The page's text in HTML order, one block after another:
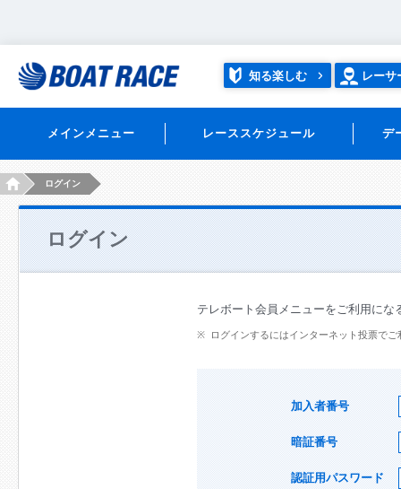
知る楽しむ レーサ
メインメニュー レーススケジュール デ
HOMEログイン
ログイン
テレボート会員メニューをご利用にな
ログインするにはインターネット投票で
加入者番号
暗証番号
認証用パスワード